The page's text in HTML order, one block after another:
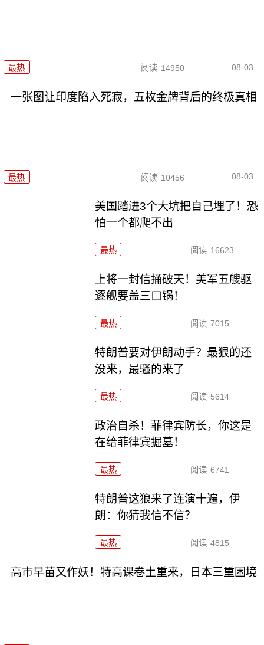
最热 阅读 14950 08-03
一张图让印度陷入死寂，五枚金牌背后的终极真相
最热 阅读 10456 08-03
美国踏进3个大坑把自己埋了！恐
怕一个都爬不出
最热 阅读 16623
上将一封信捅破天！美军五艘驱
逐舰要盖三口锅！
最热 阅读 7015
特朗普要对伊朗动手？最狠的还
没来，最骚的来了
最热 阅读 5614
政治自杀！菲律宾防长，你这是
在给菲律宾掘墓！
最热 阅读 6741
特朗普这狼来了连演十遍，伊
朗：你猜我信不信？
最热 阅读 4815
高市早苗又作妖！特高课卷土重来，日本三重困境